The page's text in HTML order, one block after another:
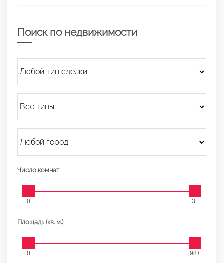
Поиск по недвижимости
Число комнат
0 3+
Площадь (кв. м.)
0 98+